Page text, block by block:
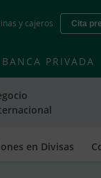
y cajeros Cita
en Divisas
BANCA PRIVADA